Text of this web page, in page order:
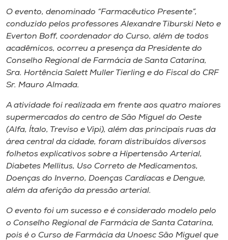
Editora
Rádio
Museu
Unoesc
Store
Selecione
O evento, denominado “Farmacêutico Presente”,
conduzido pelos professores Alexandre Tiburski Neto e
Everton Boff, coordenador do Curso, além de todos
acadêmicos, ocorreu a presença da Presidente do
Conselho Regional de Farmácia de Santa Catarina,
Sra. Hortência Salett Muller Tierling e do Fiscal do CRF
Sr. Mauro Almada.
A atividade foi realizada em frente aos quatro maiores
supermercados do centro de São Miguel do Oeste
(Alfa, Ítalo, Treviso e Vipi), além das principais ruas da
área central da cidade, foram distribuídos diversos
folhetos explicativos sobre a Hipertensão Arterial,
Diabetes Mellitus, Uso Correto de Medicamentos,
Doenças do Inverno, Doenças Cardíacas e Dengue,
além da aferição da pressão arterial.
O evento foi um sucesso e é considerado modelo pelo
o Conselho Regional de Farmácia de Santa Catarina,
pois é o Curso de Farmácia da Unoesc São Miguel que